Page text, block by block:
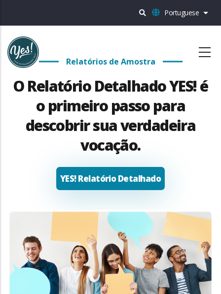
para
conteúdo
principal
Portuguese
Relatórios de Amostra
O Relatório Detalhado YES! é
o primeiro passo para
descobrir sua verdadeira
vocação.
YES! Relatório Detalhado